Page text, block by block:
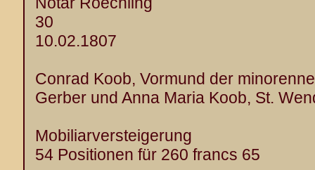
30
10.02.1807
Conrad Koob, Vormund der
Gerber und Anna Maria Koob, St.
Mobiliarversteigerung
54 Positionen für 260 francs 65